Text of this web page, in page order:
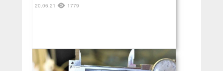
20.06.21 1779